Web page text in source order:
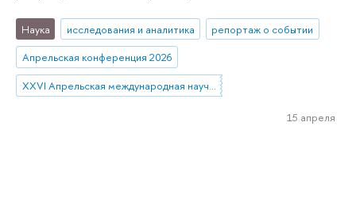
Наука исследования и аналитика
репортаж о событии
Апрельская конференция 2026
XXVI Апрельская международная научная конференция имени Е.Г. Ясина
15 апреля